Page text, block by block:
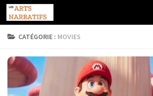
Skip to content
CATÉGORIE : MOVIES